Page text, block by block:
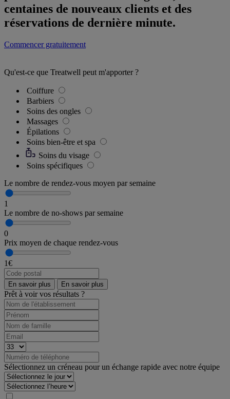
centaines de nouveaux clients et des
réservations de dernière minute.
Commencer gratuitement
Qu'est-ce que Treatwell peut m'apporter ?
Coiffure
Barbiers
Soins des ongles
Massages
Épilations
Soins bien-être et spa
Soins du visage
Soins spécifiques
Le nombre de rendez-vous moyen par semaine
1
Le nombre de no-shows par semaine
0
Prix moyen de chaque rendez-vous
1€
En savoir plus En savoir plus
Prêt à voir vos résultats ?
Sélectionnez un créneau pour un échange rapide avec notre équipe